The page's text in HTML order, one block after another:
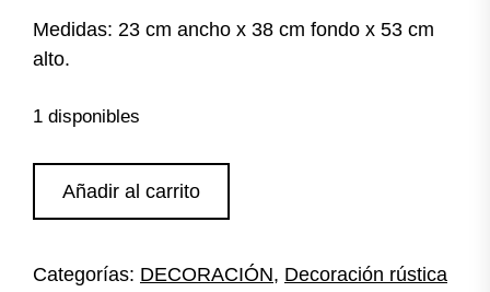
Medidas: 23 cm ancho x 38 cm fondo x 53 cm
alto.
1 disponibles
recogedor
rústico
Añadir al carrito
Categorías: DECORACIÓN, Decoración rústica